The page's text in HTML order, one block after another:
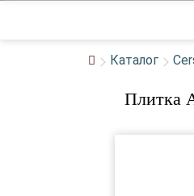
Каталог
Плитка